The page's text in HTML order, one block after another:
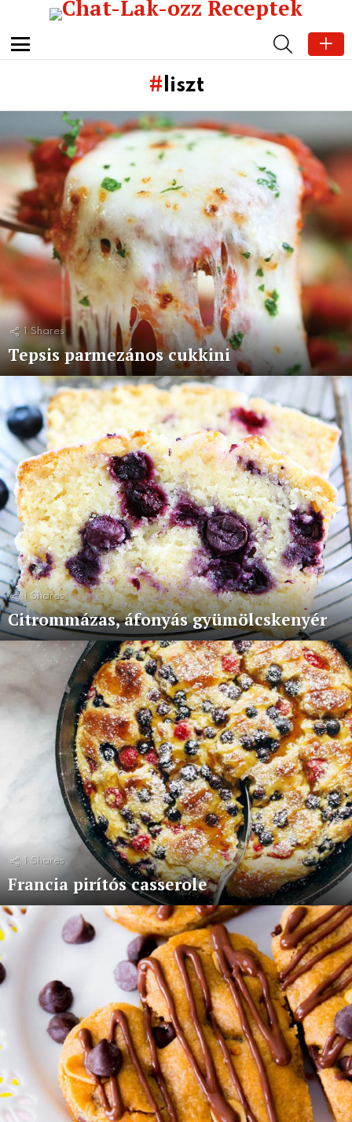
Menu
SEARCH
liszt
Latest
stories
1 Shares
Tepsis parmezános cukkini
1 Shares
Citrommázas, áfonyás gyümölcskenyér
1 Shares
Francia pirítós casserole